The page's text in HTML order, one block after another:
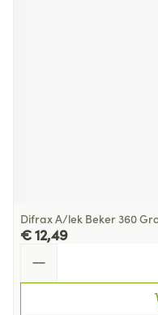
Difrax A/lek Beker 360
€ 12,49